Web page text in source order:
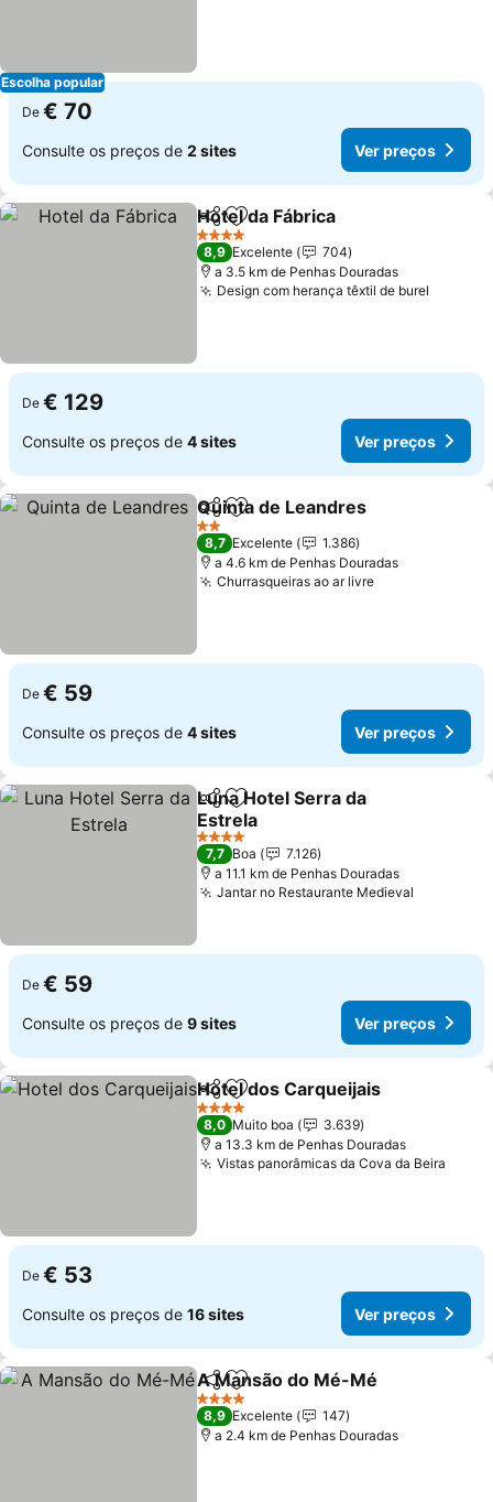
Escolha popular
De € 70
Consulte os preços de 2 sites Ver preços
PartilharAdicionar aos favoritos
Hotel da Fábrica
4 Estrelas
8,9 Excelente
704
a 3.5 km de Penhas Douradas
Design com herança têxtil de burel
De € 129
Consulte os preços de 4 sites Ver preços
PartilharAdicionar aos favoritos
Quinta de Leandres
2 Estrelas
8,7 Excelente
1.386
a 4.6 km de Penhas Douradas
Churrasqueiras ao ar livreVer preços
De € 59
Consulte os preços de 4 sites Ver preços
PartilharAdicionar aos favoritos
Luna Hotel Serra da
Estrela
Ver preços
4 Estrelas
7,7 Boa
7.126
a 11.1 km de Penhas Douradas
Jantar no Restaurante Medieval
De € 59
Consulte os preços de 9 sites Ver preços
PartilharAdicionar aos favoritos
Hotel dos Carqueijais
4 Estrelas
8,0 Muito boa
3.639
a 13.3 km de Penhas Douradas
Vistas panorâmicas da Cova da Beira
De € 53
Consulte os preços de 16 sites Ver preços
PartilharAdicionar aos favoritos
A Mansão do Mé-Mé
4 Estrelas
8,9 Excelente
147
a 2.4 km de Penhas Douradas